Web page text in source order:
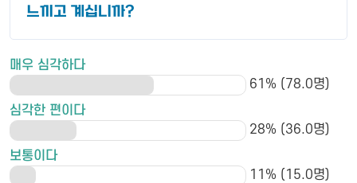
느끼고 계십니까?
매우 심각하다
61% (78.0명)
심각한 편이다
28% (36.0명)
보통이다
11% (15.0명)